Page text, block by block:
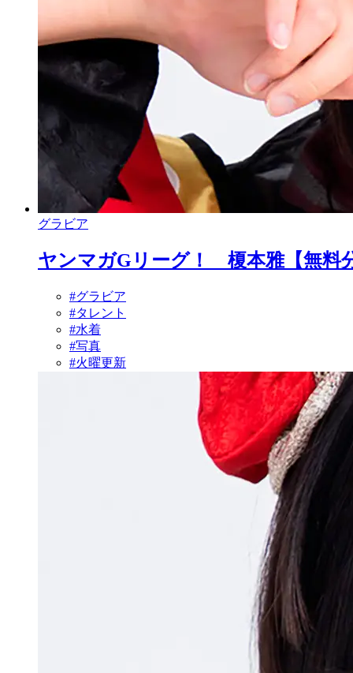
グラビア
ヤンマガGリーグ！ 榎本雅【無料
#グラビア
#タレント
#水着
#写真
#火曜更新